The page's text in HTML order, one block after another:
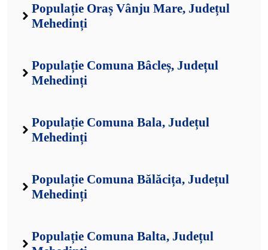
Populație Oraș Vânju Mare, Județul
Mehedinți
Populație Comuna Bâcleș, Județul
Mehedinți
Populație Comuna Bala, Județul
Mehedinți
Populație Comuna Bălăcița, Județul
Mehedinți
Populație Comuna Balta, Județul